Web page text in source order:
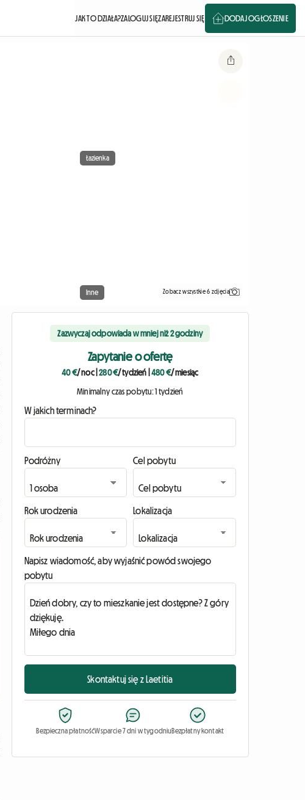
JAK TO DZIAŁA?ZALOGUJ SIĘZAREJESTRUJ SIĘ DODAJ OGŁOSZENIE
Łazienka
Inne Zobacz wszystkie 6 zdjęcia
Zazwyczaj odpowiada w mniej niż 2 godziny
Zapytanie o ofertę
40 €/ noc|280 €/ tydzień 480 €/ miesiąc
Minimalny czas pobytu: 1 tydzień
W jakich terminach?
Podróżny Cel pobytu
Rok urodzenia Lokalizacja
Napisz wiadomość, aby wyjaśnić powód swojego
pobytu
Skontaktuj się z Laetitia
Bezpieczna płatnośćWsparcie 7 dni w tygodniuBezpłatny kontakt